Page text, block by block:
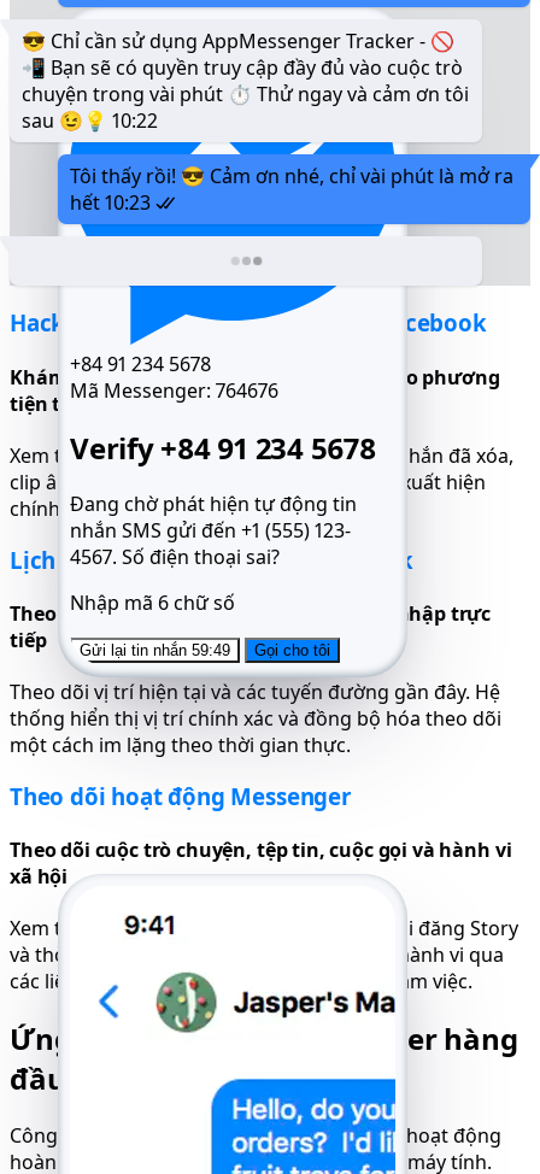
+84 91 234 5678
Mã Messenger: 764676
Verify +84 91 234 5678
Đang chờ phát hiện tự động tin
nhắn SMS gửi đến +1 (555) 123-
4567. Số điện thoại sai?
Nhập mã 6 chữ số
Gửi lại tin nhắn 59:49 Gọi cho tôi
😎 Chỉ cần sử dụng AppMessenger Tracker - 🚫
📲 Bạn sẽ có quyền truy cập đầy đủ vào cuộc trò
chuyện trong vài phút ⏱️ Thử ngay và cảm ơn tôi
sau 😉💡 10:22
Tôi thấy rồi! 😎 Cảm ơn nhé, chỉ vài phút là mở ra
hết10:23
Hack cuộc trò chuyện Messenger Facebook
Khám phá tất cả cuộc trò chuyện kèm theo phương
tiện truyền thông, phản hồi và tệp tin
Xem tin nhắn cá nhân và nhóm đầy đủ: tin nhắn đã xóa,
clip âm thanh, phản ứng và liên kết chia sẻ xuất hiện
chính xác như khi gửi - ngay cả khi đã xóa.
Lịch sử vị trí trực tiếp trên Facebook
Theo dõi chuyển động và xem vị trí đăng nhập trực
tiếp
Theo dõi vị trí hiện tại và các tuyến đường gần đây. Hệ
thống hiển thị vị trí chính xác và đồng bộ hóa theo dõi
một cách im lặng theo thời gian thực.
Theo dõi hoạt động Messenger
Theo dõi cuộc trò chuyện, tệp tin, cuộc gọi và hành vi
xã hội
Xem thống kê tin nhắn, nhật ký cuộc gọi, bài đăng Story
và thời gian trực tuyến. Phát hiện các mẫu hành vi qua
các liên hệ và thiết bị - tất cả từ một phiên làm việc.
Ứng dụng theo dõi Messenger hàng
đầu cho mọi thiết bị
Công cụ theo dõi Messenger của chúng tôi hoạt động
hoàn hảo trên điện thoại, máy tính bảng và máy tính.